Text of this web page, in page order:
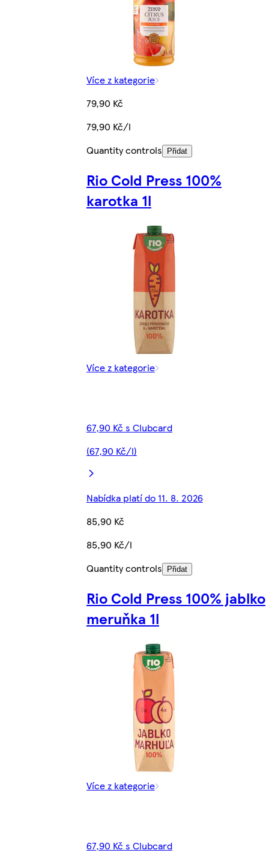
Více z kategorie
79,90 Kč
79,90 Kč/l
Quantity controls
Přidat
Rio Cold Press 100%
karotka 1l
Více z kategorie
67,90 Kč s Clubcard
(67,90 Kč/l)
Nabídka platí do 11. 8. 2026
85,90 Kč
85,90 Kč/l
Quantity controls
Přidat
Rio Cold Press 100% jablko
meruňka 1l
Více z kategorie
67,90 Kč s Clubcard